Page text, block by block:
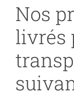
Nos
livrés